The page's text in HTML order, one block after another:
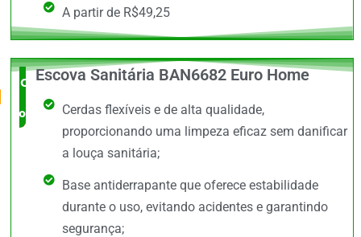
A partir de R$49,25
O Mais
completo
Escova Sanitária BAN6682 Euro Home
Cerdas flexíveis e de alta qualidade,
proporcionando uma limpeza eficaz sem danificar
a louça sanitária;
Base antiderrapante que oferece estabilidade
durante o uso, evitando acidentes e garantindo
segurança;